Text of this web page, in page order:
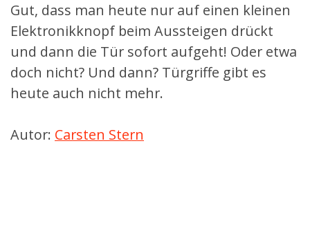
Gut, dass man heute nur auf einen kleinen
Elektronikknopf beim Aussteigen drückt
und dann die Tür sofort aufgeht! Oder etwa
doch nicht? Und dann? Türgriffe gibt es
heute auch nicht mehr.
Autor: Carsten Stern